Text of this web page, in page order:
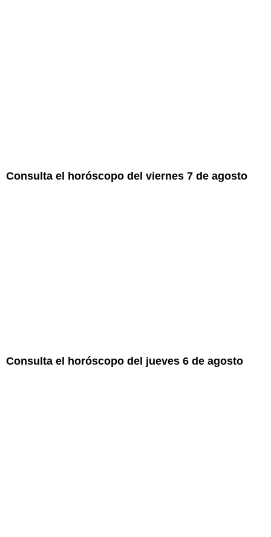
Consulta el horóscopo del viernes 7 de agosto
Consulta el horóscopo del jueves 6 de agosto